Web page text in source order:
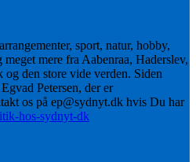
sport, natur, hobby,
mere fra Aabenraa, Haderslev,
den store vide verden. Siden
Petersen, der er
os på ep@sydnyt.dk hvis Du har
hos-sydnyt-dk